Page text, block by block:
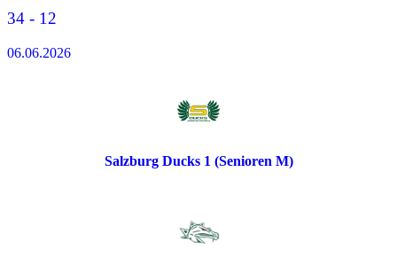
34 - 12
06.06.2026
Salzburg Ducks 1 (Senioren M)